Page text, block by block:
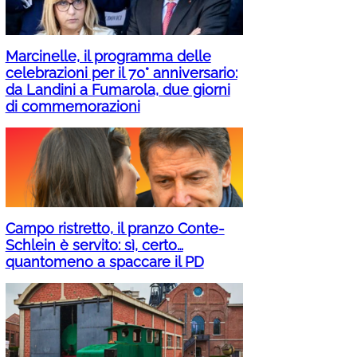
Marcinelle, il programma delle
celebrazioni per il 70° anniversario:
da Landini a Fumarola, due giorni
di commemorazioni
Campo ristretto, il pranzo Conte-
Schlein è servito: sì, certo…
quantomeno a spaccare il PD